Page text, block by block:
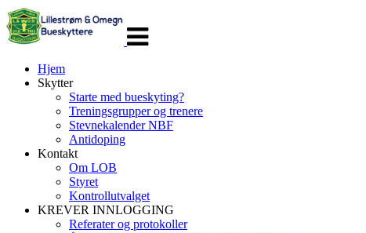
navigasjon
Hjem
Skytter
Starte med bueskyting?
Treningsgrupper og trenere
Stevnekalender NBF
Antidoping
Kontakt
Om LOB
Styret
Kontrollutvalget
KREVER INNLOGGING
Referater og protokoller